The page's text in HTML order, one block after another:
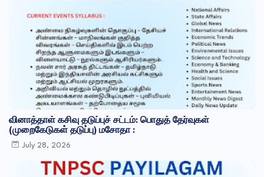
வினாத்தாள் கசிவு தடுப்புச் சட்டம்: பொதுத் தேர்வுகள்
(முறைகேடுகள் தடுப்பு) மசோதா :
July 28, 2026